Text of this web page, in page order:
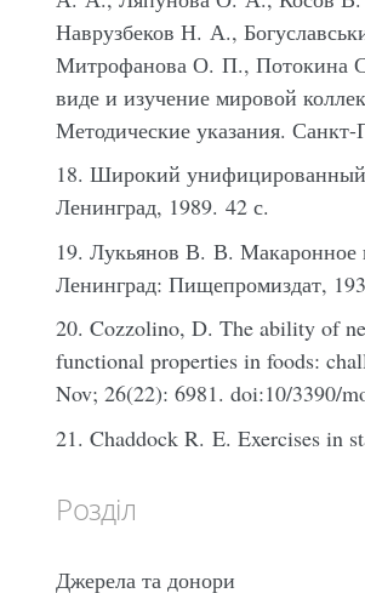
Наврузбеков Н. А.,
Митрофанова О. П., Потокина
виде и изучение мировой
Методические указания.
18. Широкий
Ленинград, 1989. 42 с.
19. Лукьянов В. В. Макаронное
Ленинград: Пищепромиздат,
20. Cozzolino, D. The ability of
functional properties in foods:
Nov; 26(22): 6981. doi:10/3390/
21. Chaddock R. E. Exercises in
Розділ
Джерела та донори